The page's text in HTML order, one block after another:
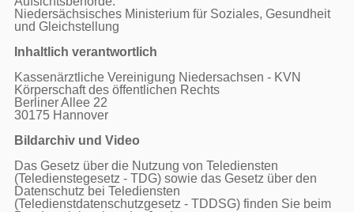
Niedersächsisches Ministerium für Soziales, Gesundheit
und Gleichstellung
Inhaltlich verantwortlich
Kassenärztliche Vereinigung Niedersachsen - KVN
Körperschaft des öffentlichen Rechts
Berliner Allee 22
30175 Hannover
Bildarchiv und Video
Das Gesetz über die Nutzung von Telediensten
(Teledienstegesetz - TDG) sowie das Gesetz über den
Datenschutz bei Telediensten
(Teledienstdatenschutzgesetz - TDDSG) finden Sie beim